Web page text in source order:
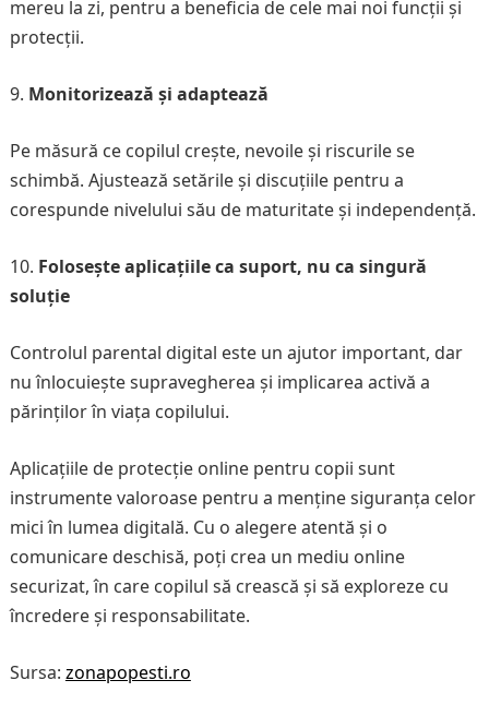
mereu la zi, pentru a beneficia de cele mai noi funcții și
protecții.
Monitorizează și adaptează
Pe măsură ce copilul crește, nevoile și riscurile se
schimbă. Ajustează setările și discuțiile pentru a
corespunde nivelului său de maturitate și independență.
Folosește aplicațiile ca suport, nu ca singură
soluție
Controlul parental digital este un ajutor important, dar
nu înlocuiește supravegherea și implicarea activă a
părinților în viața copilului.
Aplicațiile de protecție online pentru copii sunt
instrumente valoroase pentru a menține siguranța celor
mici în lumea digitală. Cu o alegere atentă și o
comunicare deschisă, poți crea un mediu online
securizat, în care copilul să crească și să exploreze cu
încredere și responsabilitate.
Sursa: zonapopesti.ro